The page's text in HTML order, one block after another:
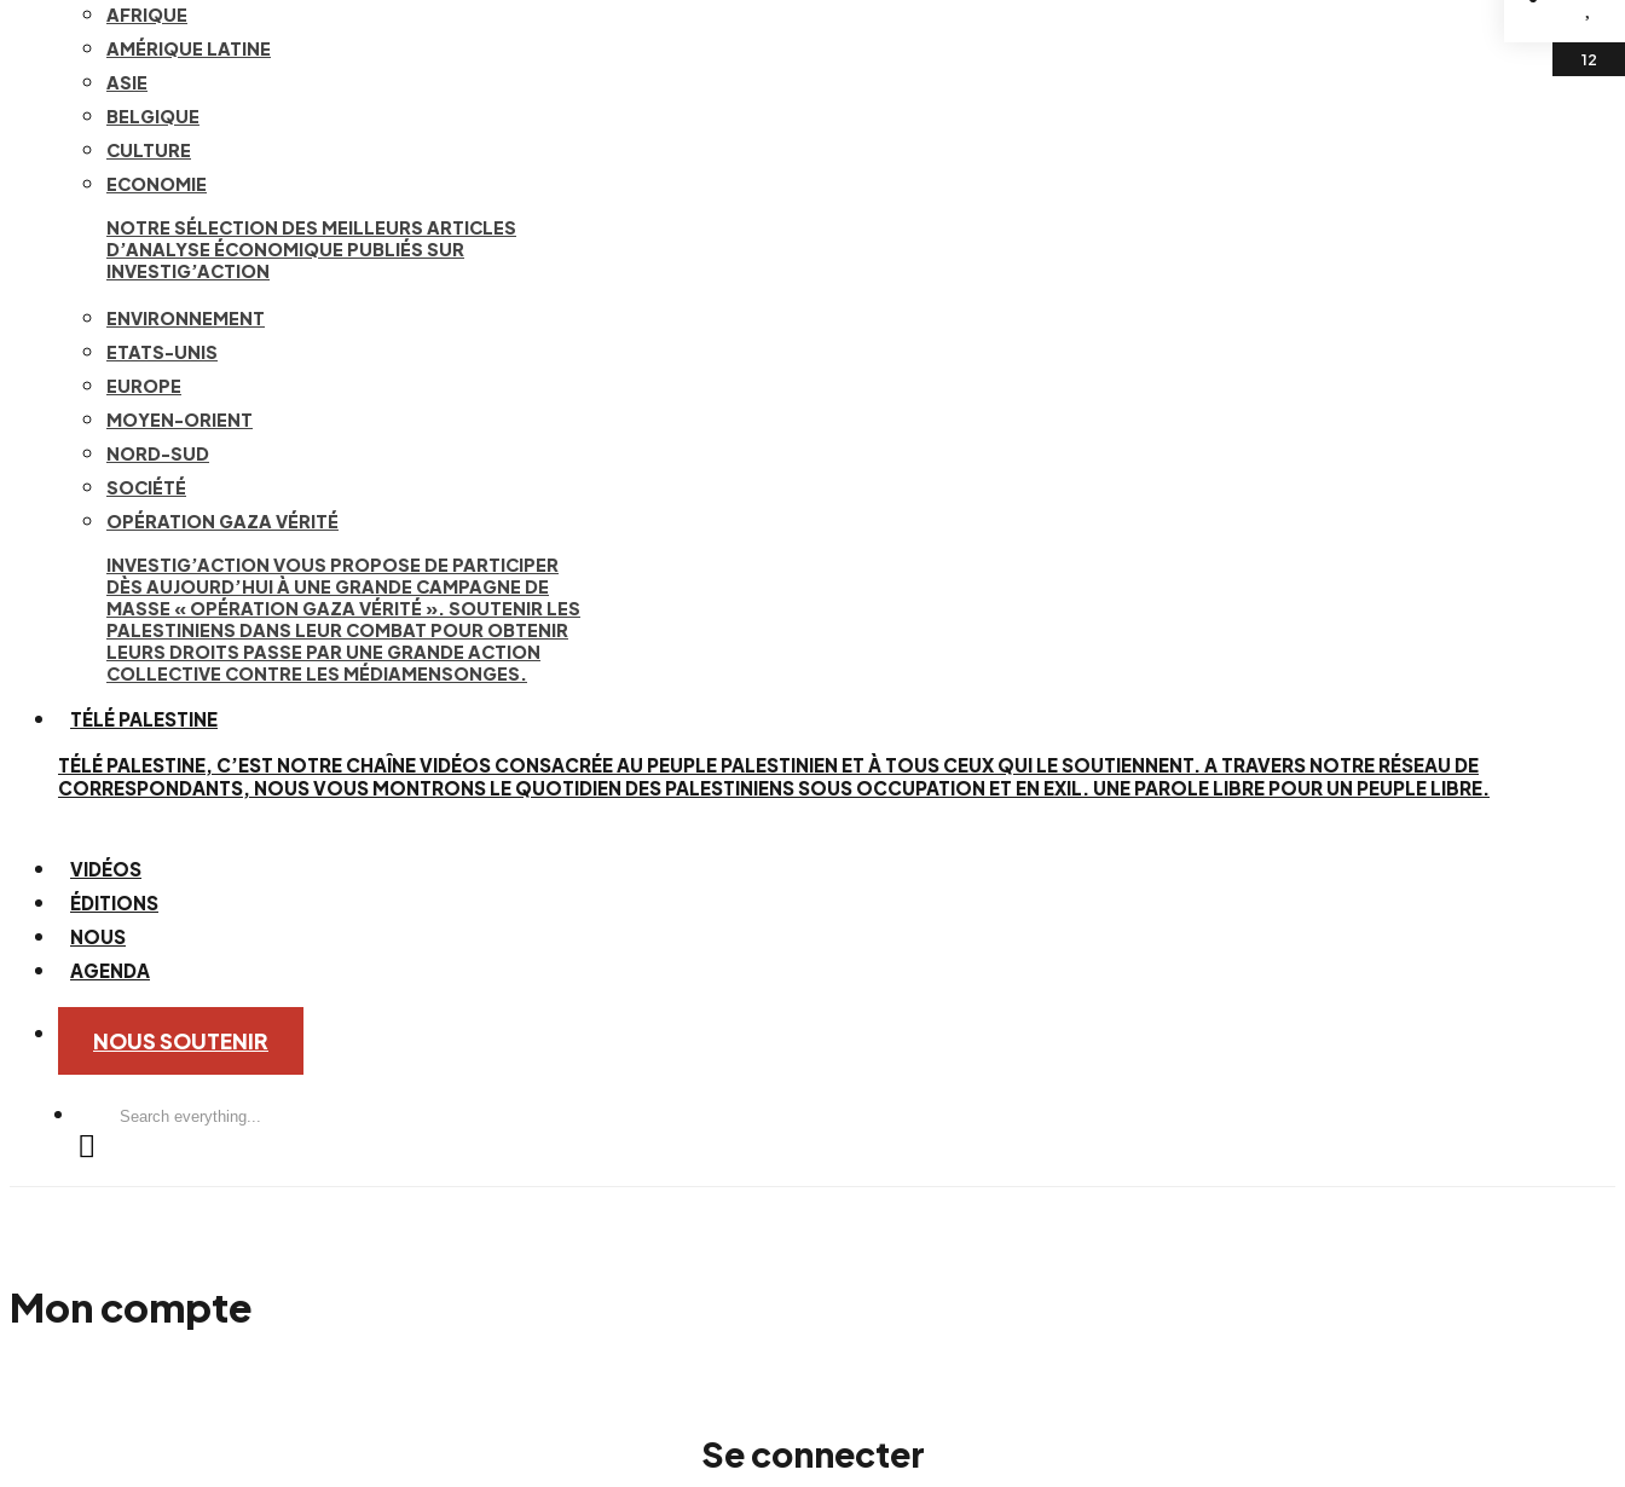
AFRIQUE
AMÉRIQUE LATINE
ASIE
BELGIQUE
CULTURE
ECONOMIE
NOTRE SÉLECTION DES MEILLEURS ARTICLES
D’ANALYSE ÉCONOMIQUE PUBLIÉS SUR
INVESTIG’ACTION
ENVIRONNEMENT
ETATS-UNIS
EUROPE
MOYEN-ORIENT
NORD-SUD
SOCIÉTÉ
OPÉRATION GAZA VÉRITÉ
INVESTIG’ACTION VOUS PROPOSE DE PARTICIPER
DÈS AUJOURD’HUI À UNE GRANDE CAMPAGNE DE
MASSE « OPÉRATION GAZA VÉRITÉ ». SOUTENIR LES
PALESTINIENS DANS LEUR COMBAT POUR OBTENIR
LEURS DROITS PASSE PAR UNE GRANDE ACTION
COLLECTIVE CONTRE LES MÉDIAMENSONGES.
TÉLÉ PALESTINE
TÉLÉ PALESTINE, C’EST NOTRE CHAÎNE VIDÉOS CONSACRÉE AU PEUPLE PALESTINIEN ET À TOUS CEUX QUI LE SOUTIENNENT. A TRAVERS NOTRE RÉSEAU DE
CORRESPONDANTS, NOUS VOUS MONTRONS LE QUOTIDIEN DES PALESTINIENS SOUS OCCUPATION ET EN EXIL. UNE PAROLE LIBRE POUR UN PEUPLE LIBRE.
VIDÉOS
ÉDITIONS
NOUS
AGENDA
NOUS SOUTENIR
Search
Mon compte
Se connecter